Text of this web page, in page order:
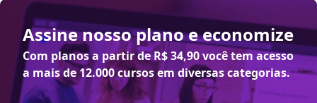
Assine nosso plano e economize
Com planos a partir deR$ 34,90você tem acesso
a mais de 12.000 cursos em diversas categorias.